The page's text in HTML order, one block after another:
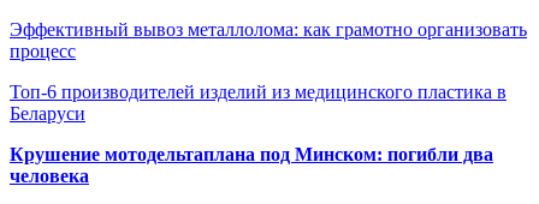
Эффективный вывоз металлолома: как грамотно организовать
процесс
Топ-6 производителей изделий из медицинского пластика в
Беларуси
Крушение мотодельтаплана под Минском: погибли два
человека